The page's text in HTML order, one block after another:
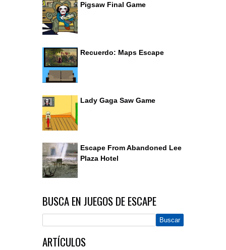
Pigsaw Final Game
Recuerdo: Maps Escape
Lady Gaga Saw Game
Escape From Abandoned Lee
Plaza Hotel
BUSCA EN JUEGOS DE ESCAPE
ARTÍCULOS